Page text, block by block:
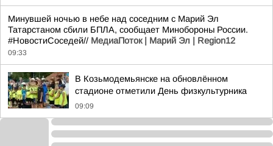
Минувшей ночью в небе над соседним с Марий Эл
Татарстаном сбили БПЛА, сообщает Минобороны России.
#НовостиСоседей// МедиаПоток | Марий Эл | Region12
09:33
В Козьмодемьянске на обновлённом
стадионе отметили День физкультурника
09:09